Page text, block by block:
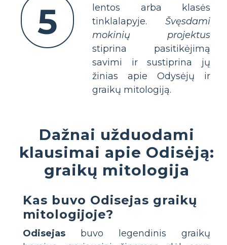
5
lentos arba klasės
tinklalapyje. Švęsdami
mokinių projektus
stiprina pasitikėjimą
savimi ir sustiprina jų
žinias apie Odysėjų ir
graikų mitologiją.
Dažnai užduodami
klausimai apie Odisėją:
graikų mitologija
Kas buvo Odisejas graikų
mitologijoje?
Odisejas buvo legendinis graikų